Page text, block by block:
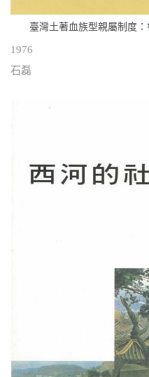
臺灣土著血族型親屬制度
1976
石磊